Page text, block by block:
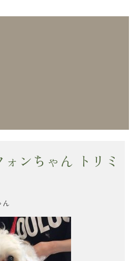
ンちゃん トリミ